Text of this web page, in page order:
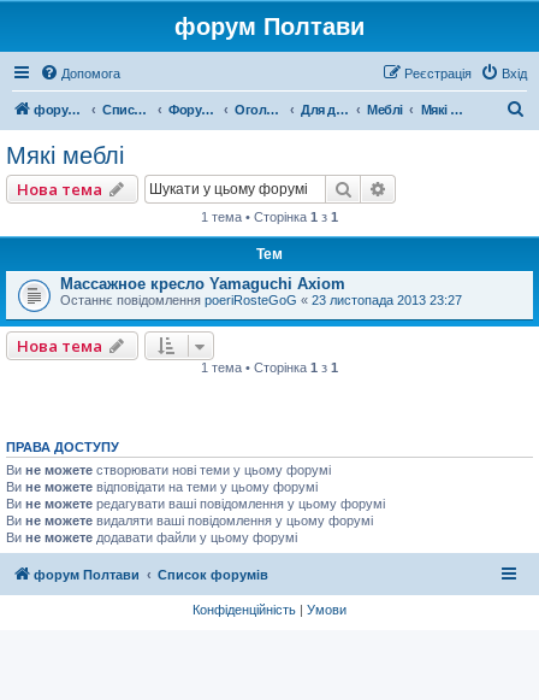
форум Полтави
Допомога Вхід
Реєстрація
форум Полтави Список форумів Форум міста Полтава Оголошення міста Полтава Для домашнього комфорту Меблі Мякі меблі
Мякі меблі
Нова тема Пошук
1 тема • Сторінка 1 з 1
Тем
Массажное кресло Yamaguchi Axiom
Останнє повідомлення poeriRosteGoG « 23 листопада 2013 23:27
Нова тема
1 тема • Сторінка 1 з 1
ПРАВА ДОСТУПУ
Ви не можете створювати нові теми у цьому форумі
Ви не можете відповідати на теми у цьому форумі
Ви не можете редагувати ваші повідомлення у цьому форумі
Ви не можете видаляти ваші повідомлення у цьому форумі
Ви не можете додавати файли у цьому форумі
форум Полтави Список форумів
Конфіденційність | Умови